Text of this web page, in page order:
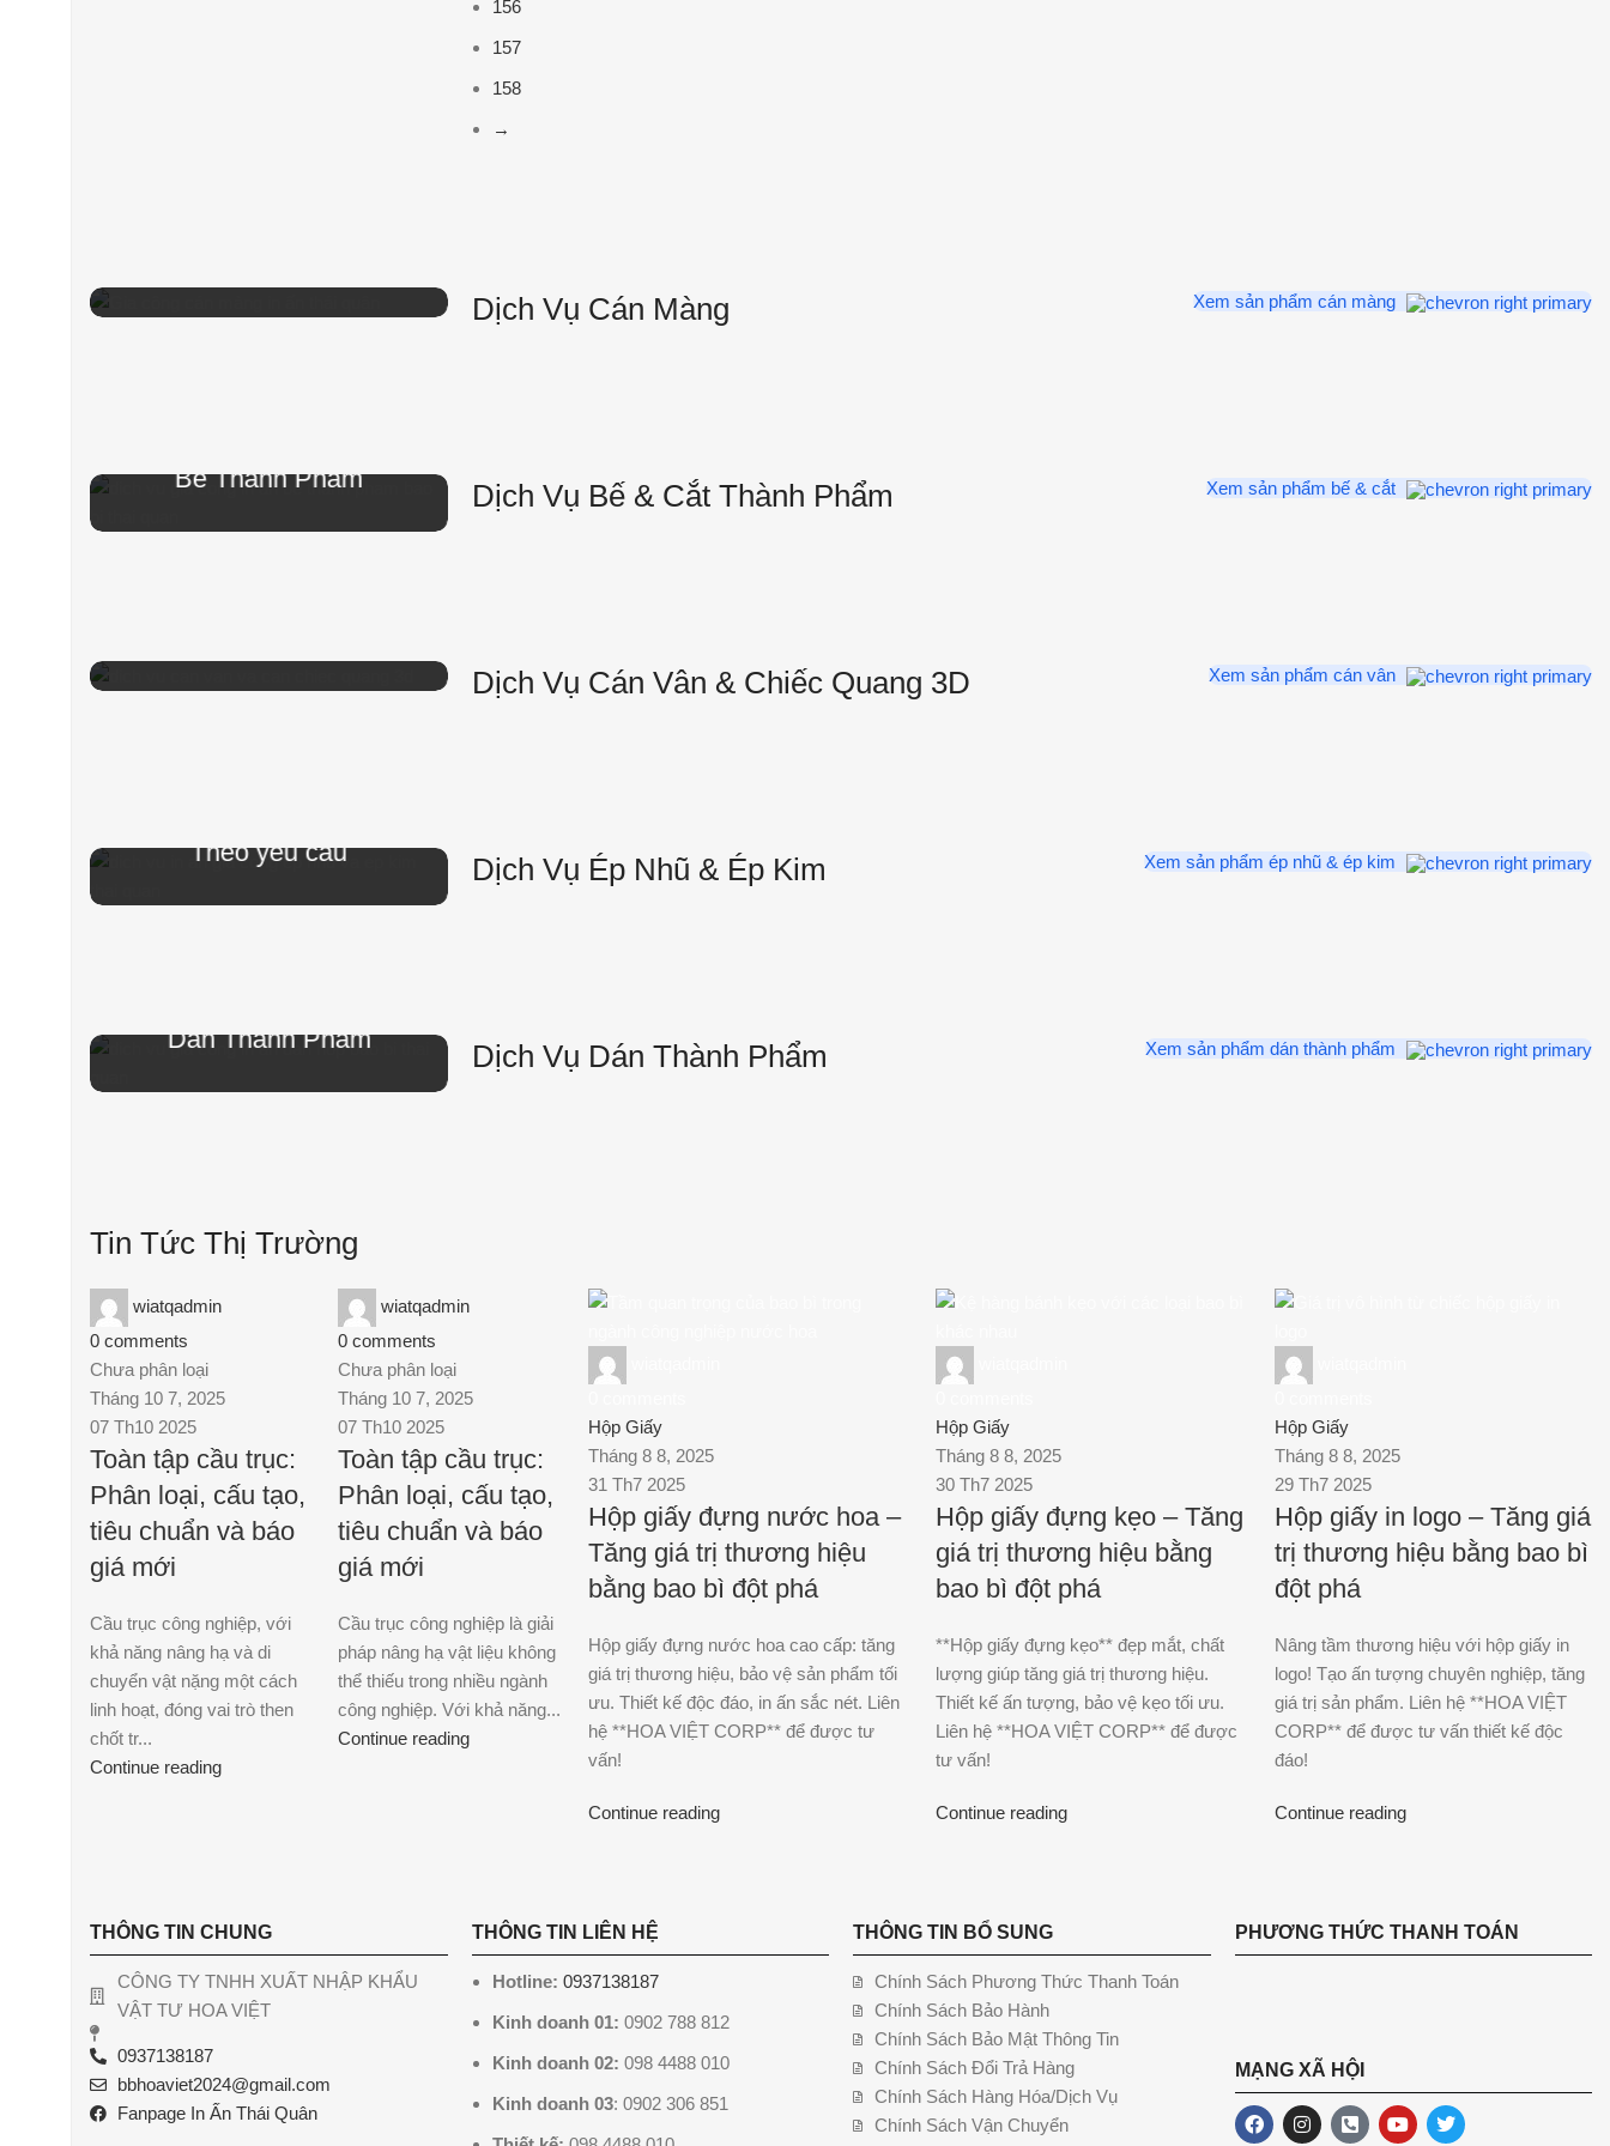
156
157
158
→
Dịch Vụ Cán Màng Xem sản phẩm cán màng
Bế Thành Phẩm Dịch Vụ Bế & Cắt Thành Phẩm Xem sản phẩm bế & cắt
Dịch Vụ Cán Vân & Chiếc Quang 3D Xem sản phẩm cán vân
Theo yêu cầu
Dịch Vụ Ép Nhũ & Ép Kim Xem sản phẩm ép nhũ & ép kim
Dán Thành Phẩm
Dịch Vụ Dán Thành Phẩm Xem sản phẩm dán thành phẩm
Tin Tức Thị Trường
wiatqadmin
0 comments
Chưa phân loại
Tháng 10 7, 2025
07 Th10 2025
Toàn tập cầu trục:
Phân loại, cấu tạo,
tiêu chuẩn và báo
giá mới
Cầu trục công nghiệp, với
khả năng nâng hạ và di
chuyển vật nặng một cách
linh hoạt, đóng vai trò then
chốt tr...
Continue reading
wiatqadmin
0 comments
Chưa phân loại
Tháng 10 7, 2025
07 Th10 2025
Toàn tập cầu trục:
Phân loại, cấu tạo,
tiêu chuẩn và báo
giá mới
Cầu trục công nghiệp là giải
pháp nâng hạ vật liệu không
thể thiếu trong nhiều ngành
công nghiệp. Với khả năng...
Continue reading
Hộp Giấy
Tháng 8 8, 2025
31 Th7 2025
Hộp giấy đựng nước hoa –
Tăng giá trị thương hiệu
bằng bao bì đột phá
Hộp giấy đựng nước hoa cao cấp: tăng
giá trị thương hiệu, bảo vệ sản phẩm tối
ưu. Thiết kế độc đáo, in ấn sắc nét. Liên
hệ **HOA VIỆT CORP** để được tư
vấn!
Continue reading
Hộp Giấy
Tháng 8 8, 2025
30 Th7 2025
Hộp giấy đựng kẹo – Tăng
giá trị thương hiệu bằng
bao bì đột phá
**Hộp giấy đựng kẹo** đẹp mắt, chất
lượng giúp tăng giá trị thương hiệu.
Thiết kế ấn tượng, bảo vệ kẹo tối ưu.
Liên hệ **HOA VIỆT CORP** để được
tư vấn!
Continue reading
Hộp Giấy
Tháng 8 8, 2025
29 Th7 2025
Hộp giấy in logo – Tăng giá
trị thương hiệu bằng bao bì
đột phá
Nâng tầm thương hiệu với hộp giấy in
logo! Tạo ấn tượng chuyên nghiệp, tăng
giá trị sản phẩm. Liên hệ **HOA VIỆT
CORP** để được tư vấn thiết kế độc
đáo!
Continue reading
THÔNG TIN CHUNG
CÔNG TY TNHH XUẤT NHẬP KHẨU
VẬT TƯ HOA VIỆT
0937138187
bbhoaviet2024@gmail.com
Fanpage In Ấn Thái Quân
THÔNG TIN LIÊN HỆ
Hotline: 0937138187
Kinh doanh 01: 0902 788 812
Kinh doanh 02: 098 4488 010
Kinh doanh 03: 0902 306 851
THÔNG TIN BỔ SUNG
Chính Sách Phương Thức Thanh Toán
Chính Sách Bảo Hành
Chính Sách Bảo Mật Thông Tin
Chính Sách Đổi Trả Hàng
Chính Sách Hàng Hóa/Dịch Vụ
Chính Sách Vận Chuyển
PHƯƠNG THỨC THANH TOÁN
MẠNG XÃ HỘI